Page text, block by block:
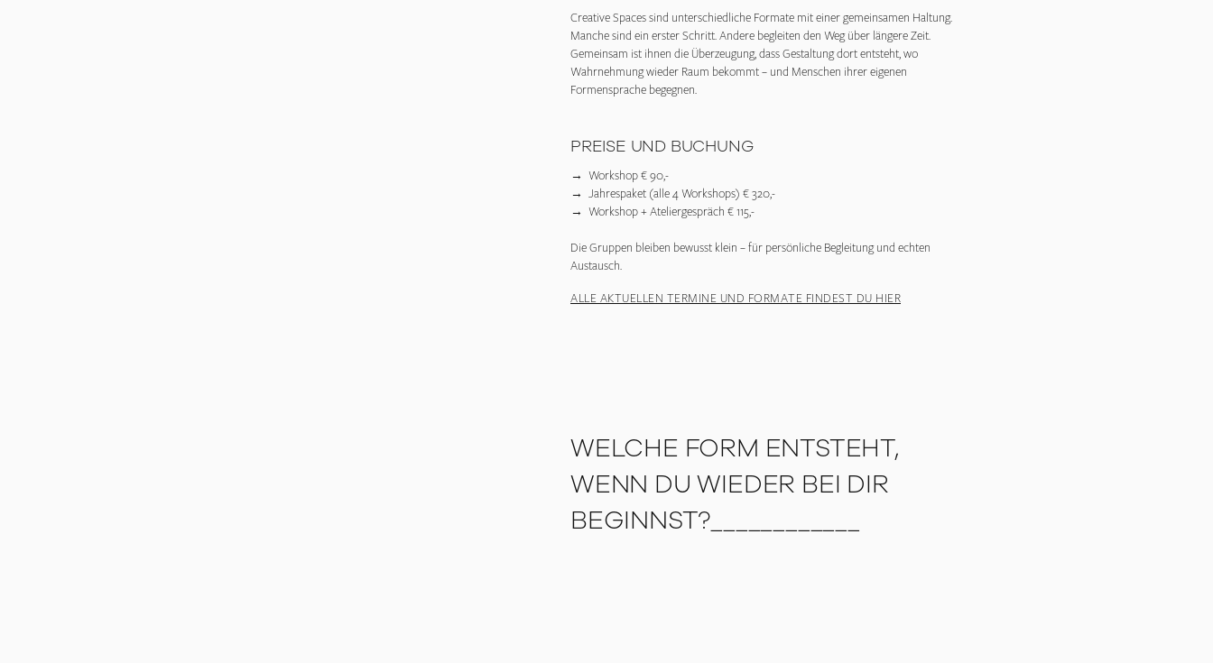
Creative Spaces sind unterschiedliche Formate mit einer gemeinsamen Haltung.
Manche sind ein erster Schritt. Andere begleiten den Weg über längere Zeit.
Gemeinsam ist ihnen die Überzeugung, dass Gestaltung dort entsteht, wo
Wahrnehmung wieder Raum bekommt – und Menschen ihrer eigenen
Formensprache begegnen.
PREISE UND BUCHUNG
→ Workshop € 90,-
→ Jahrespaket (alle 4 Workshops) € 320,-
→ Workshop + Ateliergespräch € 115,-
Die Gruppen bleiben bewusst klein – für persönliche Begleitung und echten
Austausch.
ALLE AKTUELLEN TERMINE UND FORMATE FINDEST DU HIER
WELCHE FORM ENTSTEHT,
WENN DU WIEDER BEI DIR
BEGINNST?____________